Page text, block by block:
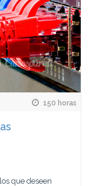
150 horas
que deseen